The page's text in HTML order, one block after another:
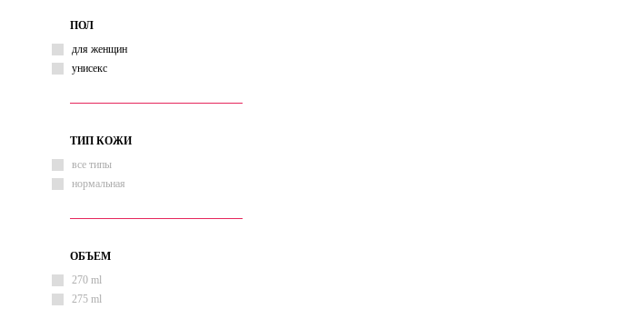
ПОЛ
для женщин
унисекс
ТИП КОЖИ
все типы
нормальная
ОБЪЕМ
270 ml
275 ml